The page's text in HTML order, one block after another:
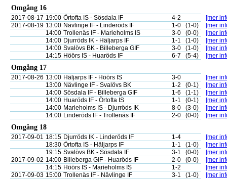
Omgång 16
2017-08-17 19:00 Örtofta IS - Sösdala IF 4-2
[mer
2017-08-19 13:00 Nävlinge IF - Linderöds IF 1-0 (1-0)
[mer
14:00 Trollenäs IF - Marieholms IS 3-0 (0-0)
[mer
14:00 Djurröds IK - Häljarps IF 1-1 (1-0)
[mer
14:00 Svalövs BK - Billeberga GIF 3-0 (1-0)
[mer
14:15 Höörs IS - Huaröds IF 6-7 (5-4) [mer
Omgång 17
2017-08-26 13:00 Häljarps IF - Höörs IS 3-0
[mer
13:00 Nävlinge IF - Svalövs BK 1-2 (0-1)
[mer
14:00 Sösdala IF - Billeberga GIF 1-6 (1-1)
[mer
14:00 Huaröds IF - Örtofta IS 1-1 (0-1)
[mer
14:00 Marieholms IS - Djurröds IK 8-0 (3-0)
[mer
14:00 Linderöds IF - Trollenäs IF 2-0 (0-0) [mer
Omgång 18
2017-09-01 18:15 Djurröds IK - Linderöds IF 1-4
[mer
18:30 Örtofta IS - Häljarps IF 1-1 (1-0)
[mer
19:15 Svalövs BK - Sösdala IF 3-1 (0-0)
[mer
2017-09-02 14:00 Billeberga GIF - Huaröds IF 2-0 (0-0)
[mer
14:15 Höörs IS - Marieholms IS 1-2
[mer
2017-09-03 15:00 Trollenäs IF - Nävlinge IF 3-1 (1-0) [mer